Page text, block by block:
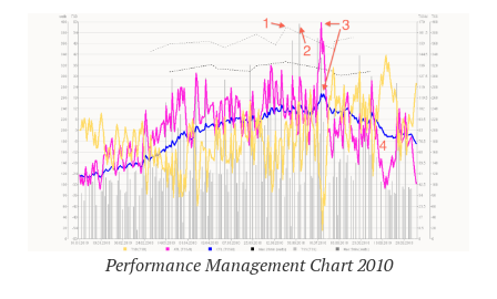
Performance Management Chart 2010